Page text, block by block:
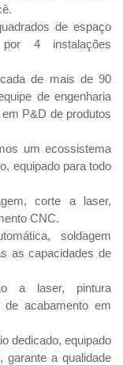
de espaço
4 instalações
de mais de 90
de engenharia
P&D de produtos
um ecossistema
equipado para todo
corte a laser,
CNC.
soldagem
as capacidades de
a laser, pintura
acabamento em
dedicado, equipado
garante a qualidade